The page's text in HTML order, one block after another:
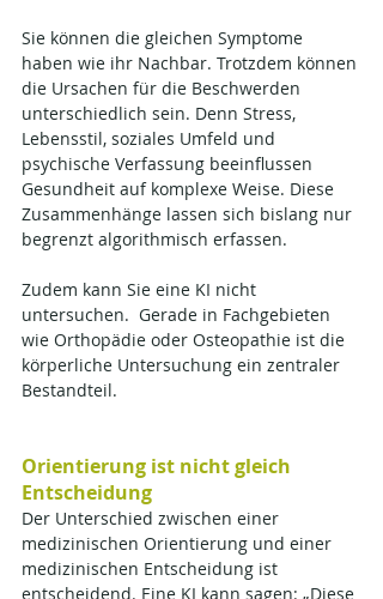
Sie können die gleichen Symptome
haben wie ihr Nachbar. Trotzdem können
die Ursachen für die Beschwerden
unterschiedlich sein. Denn Stress,
Lebensstil, soziales Umfeld und
psychische Verfassung beeinflussen
Gesundheit auf komplexe Weise. Diese
Zusammenhänge lassen sich bislang nur
begrenzt algorithmisch erfassen.
Zudem kann Sie eine KI nicht
untersuchen.  Gerade in Fachgebieten
wie Orthopädie oder Osteopathie ist die
körperliche Untersuchung ein zentraler
Bestandteil.
Orientierung ist nicht gleich
Entscheidung
Der Unterschied zwischen einer
medizinischen Orientierung und einer
medizinischen Entscheidung ist
entscheidend. Eine KI kann sagen: „Diese